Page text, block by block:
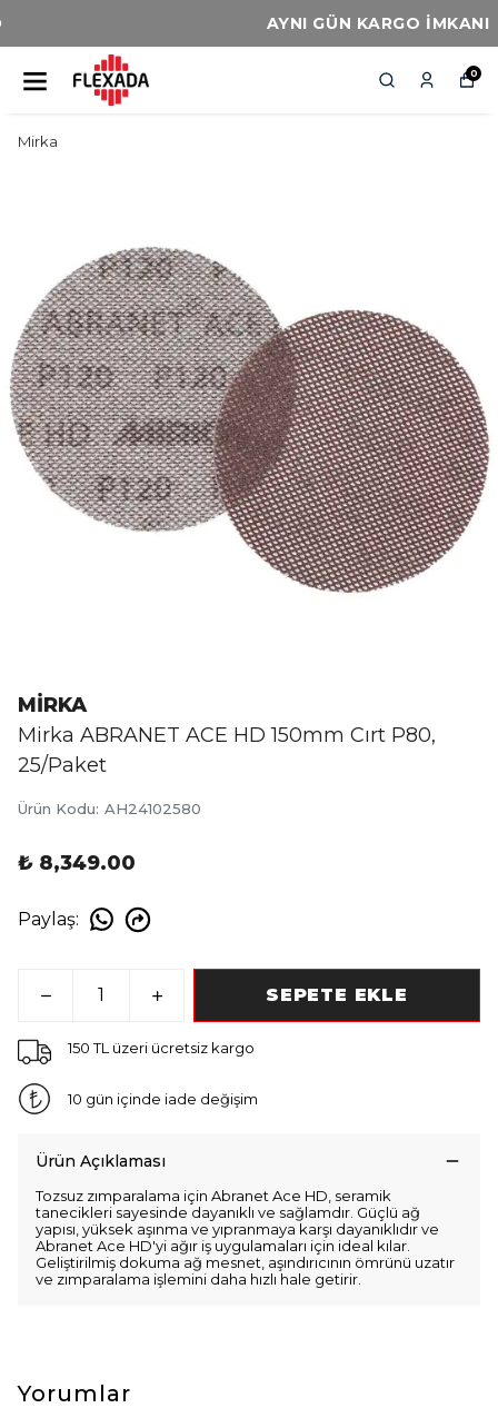
AYNI GÜN KARGO İMKANI
0
Mirka
MİRKA
Mirka ABRANET ACE HD 150mm Cırt P80,
25/Paket
Ürün Kodu: AH24102580
₺ 8,349.00
Paylaş:
SEPETE EKLE
150 TL üzeri ücretsiz kargo
10 gün içinde iade değişim
Ürün Açıklaması
Tozsuz zımparalama için Abranet Ace HD, seramik
tanecikleri sayesinde dayanıklı ve sağlamdır. Güçlü ağ
yapısı, yüksek aşınma ve yıpranmaya karşı dayanıklıdır ve
Abranet Ace HD'yi ağır iş uygulamaları için ideal kılar.
Geliştirilmiş dokuma ağ mesnet, aşındırıcının ömrünü uzatır
ve zımparalama işlemini daha hızlı hale getirir.
Yorumlar